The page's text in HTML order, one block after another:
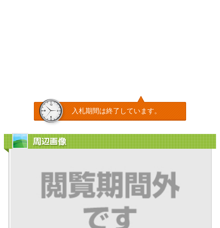
入札期間は終了しています。
周辺画像